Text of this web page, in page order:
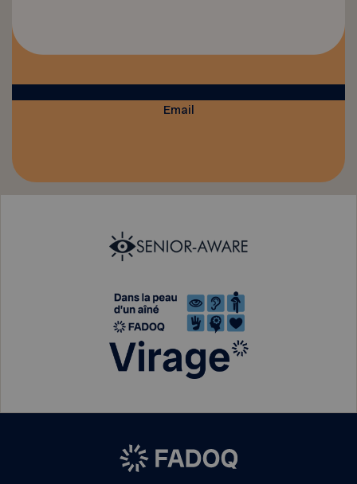
Email